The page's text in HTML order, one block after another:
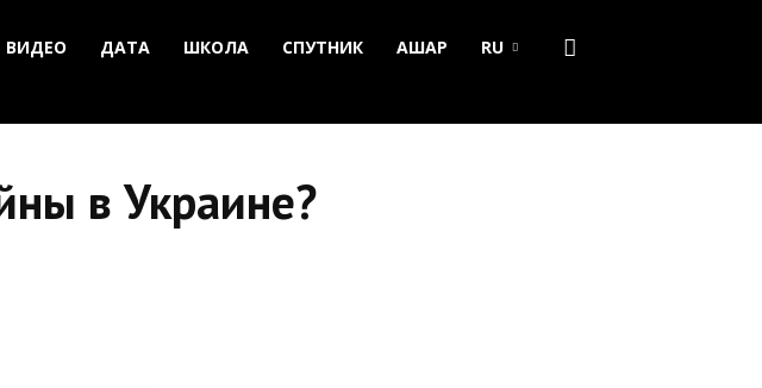
ВИДЕО ДАТА ШКОЛА СПУТНИК АШАР RU
в Украине?